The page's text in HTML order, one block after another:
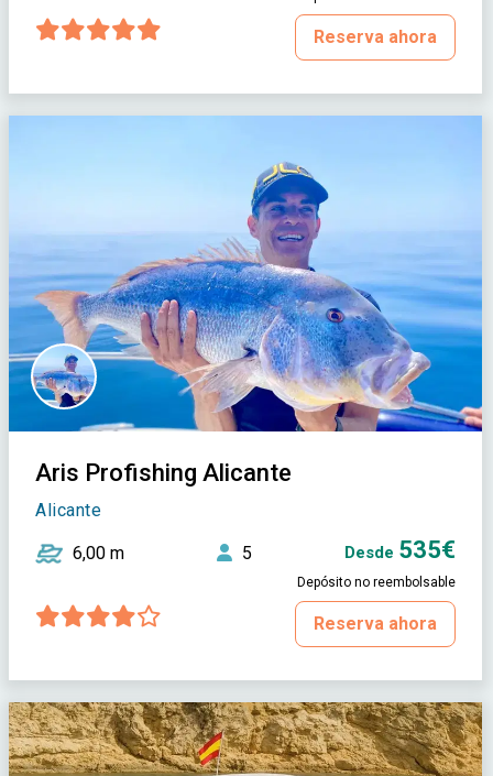
Reserva ahora
Aris Profishing Alicante
Alicante
6,00 m 5 Desde 535€
Depósito no reembolsable
Reserva ahora